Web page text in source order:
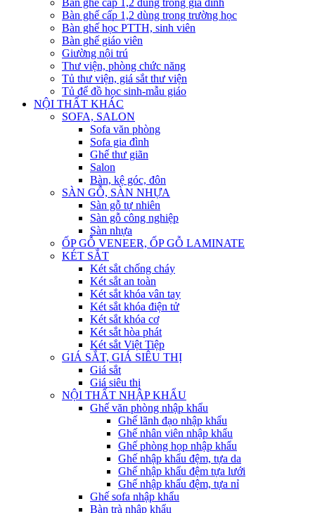
Bàn ghế cấp 1,2 dùng trong gia đình
Bàn ghế cấp 1,2 dùng trong trường học
Bàn ghế học PTTH, sinh viên
Bàn ghế giáo viên
Giường nội trú
Thư viện, phòng chức năng
Tủ thư viện, giá sắt thư viện
Tủ để đồ học sinh-mẫu giáo
NỘI THẤT KHÁC
SOFA, SALON
Sofa văn phòng
Sofa gia đình
Ghế thư giãn
Salon
Bàn, kệ góc, đôn
SÀN GỖ, SÀN NHỰA
Sàn gỗ tự nhiên
Sàn gỗ công nghiệp
Sàn nhựa
ỐP GỖ VENEER, ỐP GỖ LAMINATE
KÉT SẮT
Két sắt chống cháy
Két sắt an toàn
Két sắt khóa vân tay
Két sắt khóa điện tử
Két sắt khóa cơ
Két sắt hòa phát
Két sắt Việt Tiệp
GIÁ SẮT, GIÁ SIÊU THỊ
Giá sắt
Giá siêu thị
NỘI THẤT NHẬP KHẨU
Ghế văn phòng nhập khẩu
Ghế lãnh đạo nhập khẩu
Ghế nhân viên nhập khẩu
Ghế phòng họp nhập khẩu
Ghế nhập khẩu đệm, tựa da
Ghế nhập khẩu đệm tựa lưới
Ghế nhập khẩu đệm, tựa nỉ
Ghế sofa nhập khẩu
Bàn trà nhập khẩu